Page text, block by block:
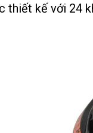
thiết kế với 24